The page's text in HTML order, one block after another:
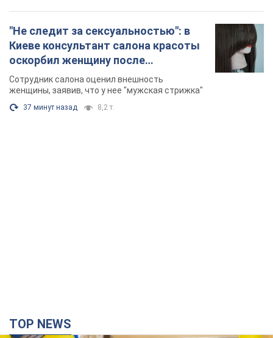
Зеленский впервые прибыл в Сербию: